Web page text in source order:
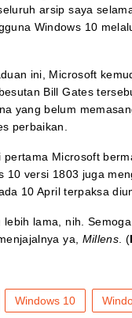
arsip saya
Windows 10
ini, Microsoft
Bill Gates
yang belum
perbaikan.
pertama Microsoft
10 versi 1803 juga
10 April terpaksa
lebih lama, nih.
ya, Millens . (
Windows 10